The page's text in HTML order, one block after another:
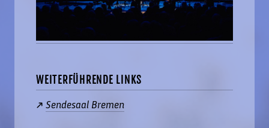
WEITERFÜHRENDE LINKS
Sendesaal Bremen